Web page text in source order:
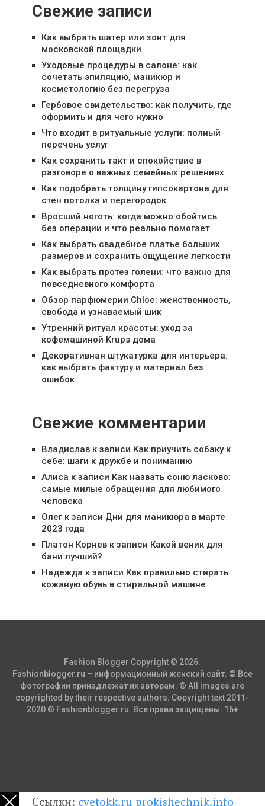
Свежие записи
Как выбрать шатер или зонт для
московской площадки
Уходовые процедуры в салоне: как
сочетать эпиляцию, маникюр и
косметологию без перегруза
Гербовое свидетельство: как получить, где
оформить и для чего нужно
Что входит в ритуальные услуги: полный
перечень услуг
Как сохранить такт и спокойствие в
разговоре о важных семейных решениях
Как подобрать толщину гипсокартона для
стен потолка и перегородок
Вросший ноготь: когда можно обойтись
без операции и что реально помогает
Как выбрать свадебное платье больших
размеров и сохранить ощущение легкости
Как выбрать протез голени: что важно для
повседневного комфорта
Обзор парфюмерии Chloe: женственность,
свобода и узнаваемый шик
Утренний ритуал красоты: уход за
кофемашиной Krups дома
Декоративная штукатурка для интерьера:
как выбрать фактуру и материал без
ошибок
Свежие комментарии
Владиславк записи Как приучить собаку к
себе: шаги к дружбе и пониманию
Алиса к записи Как назвать соню ласково:
самые милые обращения для любимого
человека
Олегк записи Дни для маникюра в марте
2023 года
Платон Корневк записи Какой веник для
бани лучший?
Надежда к записи Как правильно стирать
кожаную обувь в стиральной машине
Fashion Blogger Copyright © 2026.
Fashionblogger.ru – информационный женский сайт. © Все
фотографии принадлежат их авторам. © All images are
copyrighted by their respective authors. Copyright text 2011-
2020 © Fashionblogger.ru. Все права защищены. 16+
Ссылки: cvetokk.ru prokishechnik.info